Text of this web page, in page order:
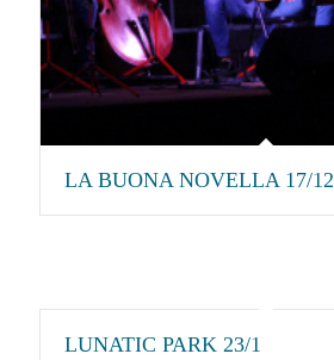
LA BUONA NOVELLA 17/12
LUNATIC PARK 23/1